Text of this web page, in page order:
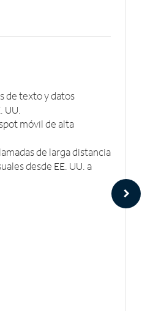
de texto y datos
móvil ​​​​​​​de alta
de larga distancia
desde EE. UU. a